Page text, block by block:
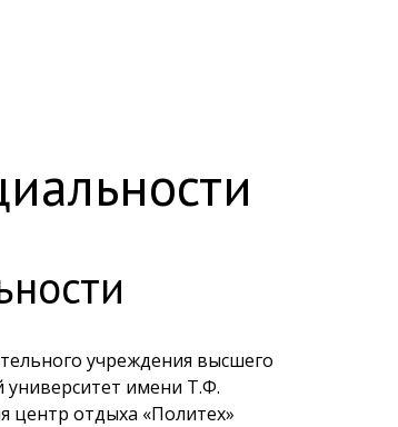
учреждения высшего
университет имени Т.Ф.
центр отдыха «Политех»